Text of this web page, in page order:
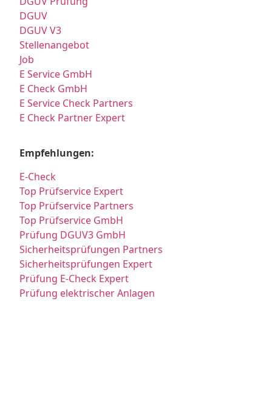
DGUV
DGUV V3
Stellenangebot
Job
E Service GmbH
E Check GmbH
E Service Check Partners
E Check Partner Expert
Empfehlungen:
E-Check
Top Prüfservice Expert
Top Prüfservice Partners
Top Prüfservice GmbH
Prüfung DGUV3 GmbH
Sicherheitsprüfungen Partners
Sicherheitsprüfungen Expert
Prüfung E-Check Expert
Prüfung elektrischer Anlagen